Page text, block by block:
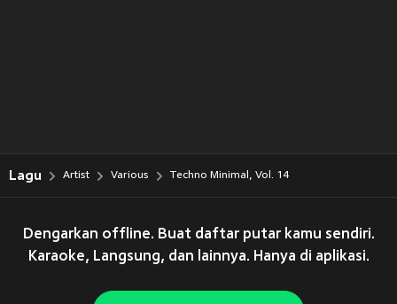
Lagu Artist Various Techno Minimal, Vol. 14
Dengarkan offline. Buat daftar putar kamu sendiri.
Karaoke, Langsung, dan lainnya. Hanya di aplikasi.